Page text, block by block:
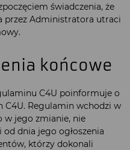
świadczenia, że
przez Administratora utraci
końcowe
C4U poinformuje o
Regulamin wchodzi w
w jego zmianie, nie
dnia jego ogłoszenia
którzy dokonali